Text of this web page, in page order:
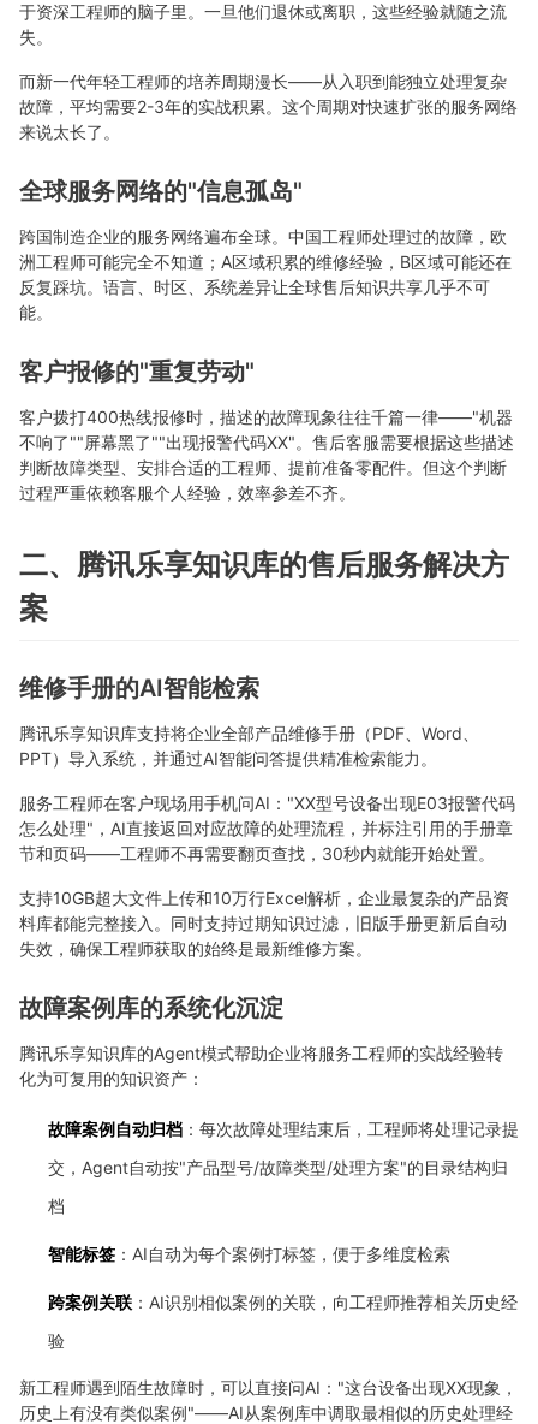
于资深工程师的脑子里。一旦他们退休或离职，这些经验就随之流
失。
而新一代年轻工程师的培养周期漫长——从入职到能独立处理复杂
故障，平均需要2-3年的实战积累。这个周期对快速扩张的服务网络
来说太长了。
全球服务网络的"信息孤岛"
跨国制造企业的服务网络遍布全球。中国工程师处理过的故障，欧
洲工程师可能完全不知道；A区域积累的维修经验，B区域可能还在
反复踩坑。语言、时区、系统差异让全球售后知识共享几乎不可
能。
客户报修的"重复劳动"
客户拨打400热线报修时，描述的故障现象往往千篇一律——"机器
不响了""屏幕黑了""出现报警代码XX"。售后客服需要根据这些描述
判断故障类型、安排合适的工程师、提前准备零配件。但这个判断
过程严重依赖客服个人经验，效率参差不齐。
二、腾讯乐享知识库的售后服务解决方
案
维修手册的AI智能检索
腾讯乐享知识库支持将企业全部产品维修手册（PDF、Word、
PPT）导入系统，并通过AI智能问答提供精准检索能力。
服务工程师在客户现场用手机问AI："XX型号设备出现E03报警代码
怎么处理"，AI直接返回对应故障的处理流程，并标注引用的手册章
节和页码——工程师不再需要翻页查找，30秒内就能开始处置。
支持10GB超大文件上传和10万行Excel解析，企业最复杂的产品资
料库都能完整接入。同时支持过期知识过滤，旧版手册更新后自动
失效，确保工程师获取的始终是最新维修方案。
故障案例库的系统化沉淀
腾讯乐享知识库的Agent模式帮助企业将服务工程师的实战经验转
化为可复用的知识资产：
故障案例自动归档 ：每次故障处理结束后，工程师将处理记录提
交，Agent自动按"产品型号/故障类型/处理方案"的目录结构归
档
智能标签 ：AI自动为每个案例打标签，便于多维度检索
跨案例关联 ：AI识别相似案例的关联，向工程师推荐相关历史经
验
新工程师遇到陌生故障时，可以直接问AI："这台设备出现XX现象，
历史上有没有类似案例"——AI从案例库中调取最相似的历史处理经